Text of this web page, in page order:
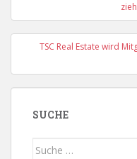
TSC Real Estate wird
SUCHE
Suche